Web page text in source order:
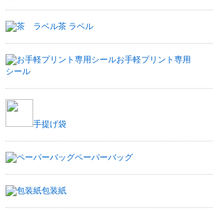
茶 ラベル
お手軽プリント専用
シール
手提げ袋
ペーパーバッグ
包装紙